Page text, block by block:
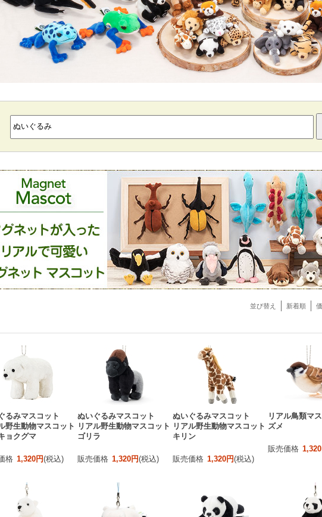
並び替え 新着順
るみマスコット
野生動物マスコット
ョクグマ
格 1,320円(税込)
ぬいぐるみマスコット
リアル野生動物マスコット
ゴリラ
販売価格 1,320円(税込)
ぬいぐるみマスコット
リアル野生動物マスコット
キリン
販売価格 1,320円(税込)
リアル鳥類マ
ズメ
販売価格